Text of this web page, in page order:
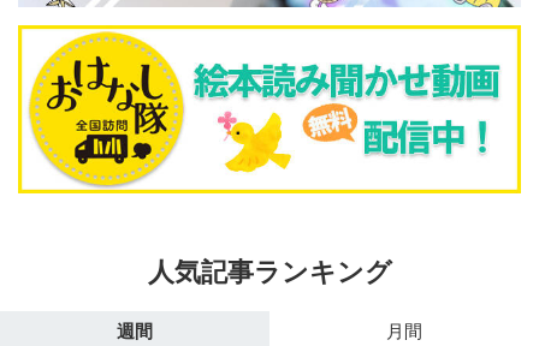
人気記事ランキング
週間 月間